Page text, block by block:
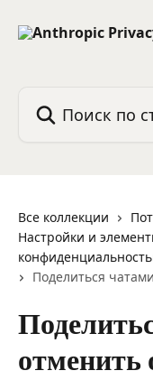
Все коллекции
Настройки и
Поделиться
отменить